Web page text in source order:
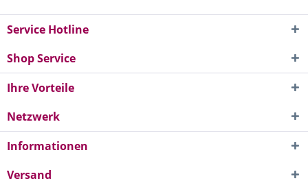
Service Hotline
Shop Service
Ihre Vorteile
Netzwerk
Informationen
Versand